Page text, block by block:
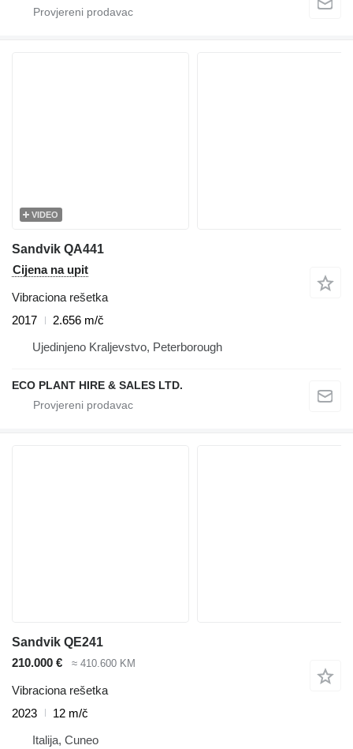
VIDEO
Sandvik QA441
Cijena na upit
Vibraciona rešetka
2017
2.656 m/č
Ujedinjeno Kraljevstvo, Peterborough
ECO PLANT HIRE & SALES LTD.
Sandvik QE241
210.000 €
≈ 410.600 KM
Vibraciona rešetka
2023
12 m/č
Italija, Cuneo